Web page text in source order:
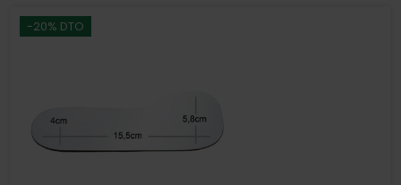
-20% DTO